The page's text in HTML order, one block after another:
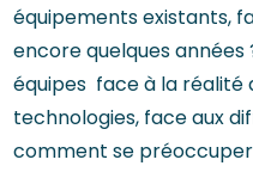
équipements existants,
encore quelques
équipes face à la réalité
technologies, face aux
comment se